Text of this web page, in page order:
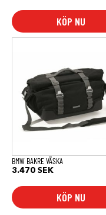
KÖP NU
BMW BAKRE VÄSKA
3.470 SEK
KÖP NU